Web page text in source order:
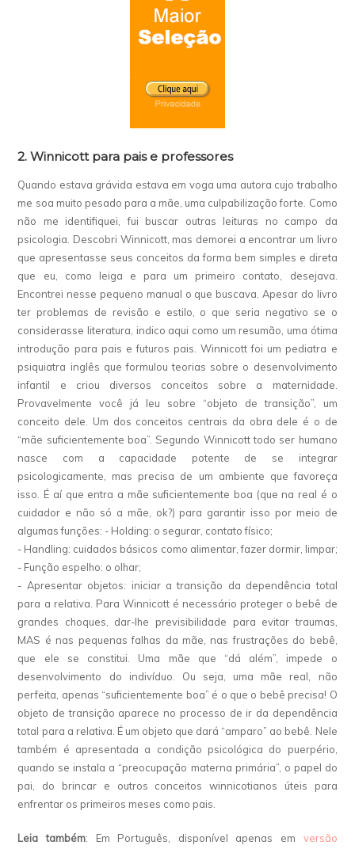
2. Winnicott para pais e professores
Quando estava grávida estava em voga uma autora cujo trabalho
me soa muito pesado para a mãe, uma culpabilização forte. Como
não me identifiquei, fui buscar outras leituras no campo da
psicologia. Descobri Winnicott, mas demorei a encontrar um livro
que apresentasse seus conceitos da forma bem simples e direta
que eu, como leiga e para um primeiro contato, desejava.
Encontrei nesse pequeno manual o que buscava. Apesar do livro
ter problemas de revisão e estilo, o que seria negativo se o
considerasse literatura, indico aqui como um resumão, uma ótima
introdução para pais e futuros pais. Winnicott foi um pediatra e
psiquiatra inglês que formulou teorias sobre o desenvolvimento
infantil e criou diversos conceitos sobre a maternidade.
Provavelmente você já leu sobre “objeto de transição”, um
conceito dele. Um dos conceitos centrais da obra dele é o de
“mãe suficientemente boa”. Segundo Winnicott todo ser humano
nasce com a capacidade potente de se integrar
psicologicamente, mas precisa de um ambiente que favoreça
isso. É aí que entra a mãe suficientemente boa (que na real é o
cuidador e não só a mãe, ok?) para garantir isso por meio de
algumas funções: - Holding: o segurar, contato físico;
- Handling: cuidados básicos como alimentar, fazer dormir, limpar;
- Função espelho: o olhar;
- Apresentar objetos: iniciar a transição da dependência total
para a relativa. Para Winnicott é necessário proteger o bebê de
grandes choques, dar-lhe previsibilidade para evitar traumas,
MAS é nas pequenas falhas da mãe, nas frustrações do bebê,
que ele se constitui. Uma mãe que “dá além”, impede o
desenvolvimento do indivíduo. Ou seja, uma mãe real, não
perfeita, apenas “suficientemente boa” é o que o bebê precisa! O
objeto de transição aparece no processo de ir da dependência
total para a relativa. É um objeto que dará “amparo” ao bebê. Nele
também é apresentada a condição psicológica do puerpério,
quando se instala a “preocupação materna primária”, o papel do
pai, do brincar e outros conceitos winnicotianos úteis para
enfrentar os primeiros meses como pais.
Leia também: Em Português, disponível apenas em versão